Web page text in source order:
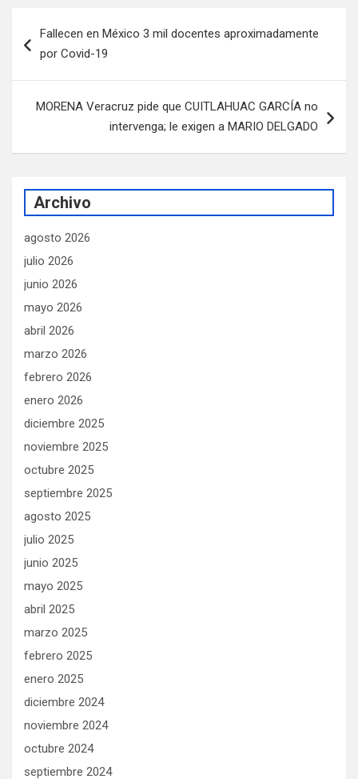
de
Fallecen en México 3 mil docentes aproximadamente
por Covid-19
MORENA Veracruz pide que CUITLAHUAC GARCÍA no
intervenga; le exigen a MARIO DELGADO
Archivo
agosto 2026
julio 2026
junio 2026
mayo 2026
abril 2026
marzo 2026
febrero 2026
enero 2026
diciembre 2025
noviembre 2025
octubre 2025
septiembre 2025
agosto 2025
julio 2025
junio 2025
mayo 2025
abril 2025
marzo 2025
febrero 2025
enero 2025
diciembre 2024
noviembre 2024
octubre 2024
septiembre 2024